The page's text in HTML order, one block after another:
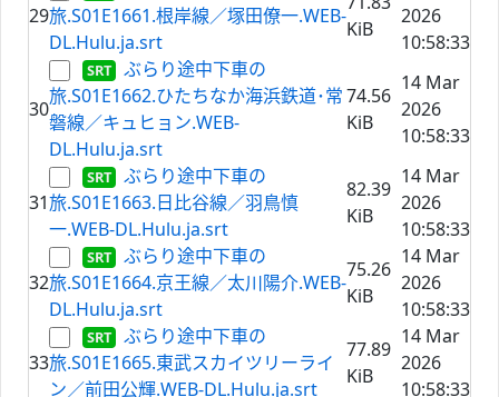
29旅.S01E1661.根岸線／塚田僚一.WEB-
DL.Hulu.ja.srt
KiB
2026
10:58:33
30
ぶらり途中下車の
旅.S01E1662.ひたちなか海浜鉄道･常
磐線／キュヒョン.WEB-
DL.Hulu.ja.srt
74.56
KiB
14 Mar
2026
10:58:33
31
ぶらり途中下車の
旅.S01E1663.日比谷線／羽鳥慎
一.WEB-DL.Hulu.ja.srt
82.39
KiB
14 Mar
2026
10:58:33
32
ぶらり途中下車の
旅.S01E1664.京王線／太川陽介.WEB-
DL.Hulu.ja.srt
75.26
KiB
14 Mar
2026
10:58:33
33
ぶらり途中下車の
旅.S01E1665.東武スカイツリーライ
ン／前田公輝.WEB-DL.Hulu.ja.srt
77.89
KiB
14 Mar
2026
10:58:33